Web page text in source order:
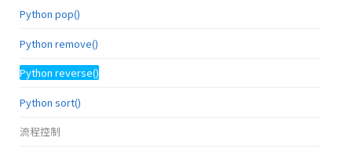
Python pop()
Python remove()
Python reverse()
Python sort()
流程控制